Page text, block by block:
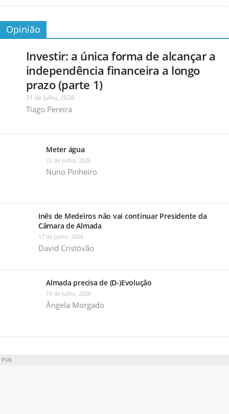
Opinião
Investir: a única forma de alcançar a
independência financeira a longo
prazo (parte 1)
31 de Julho, 2026
Tiago Pereira
Meter água
22 de Julho, 2026
Nuno Pinheiro
Inês de Medeiros não vai continuar Presidente da
Câmara de Almada
17 de Julho, 2026
David Cristóvão
Almada precisa de (D-)Evolução
15 de Julho, 2026
Ângela Morgado
PUB